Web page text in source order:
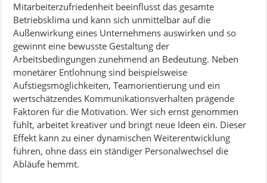
Mitarbeiterzufriedenheit beeinflusst das gesamte
Betriebsklima und kann sich unmittelbar auf die
Außenwirkung eines Unternehmens auswirken und so
gewinnt eine bewusste Gestaltung der
Arbeitsbedingungen zunehmend an Bedeutung. Neben
monetärer Entlohnung sind beispielsweise
Aufstiegsmöglichkeiten, Teamorientierung und ein
wertschätzendes Kommunikationsverhalten prägende
Faktoren für die Motivation. Wer sich ernst genommen
fühlt, arbeitet kreativer und bringt neue Ideen ein. Dieser
Effekt kann zu einer dynamischen Weiterentwicklung
führen, ohne dass ein ständiger Personalwechsel die
Abläufe hemmt.